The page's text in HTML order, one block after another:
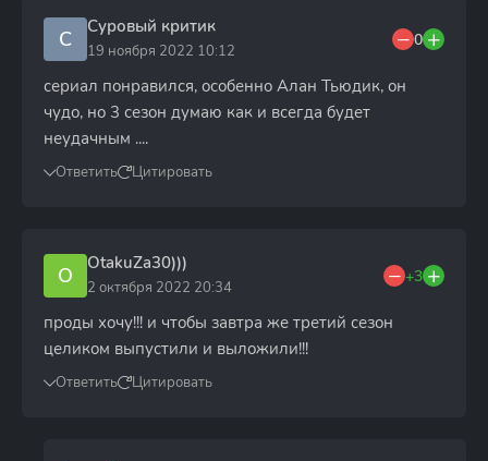
С Суровый критик
19 ноября 2022 10:12
0
сериал понравился, особенно Алан Тьюдик, он
чудо, но 3 сезон думаю как и всегда будет
неудачным ....
Ответить Цитировать
O OtakuZa30)))
2 октября 2022 20:34
+3
проды хочу!!! и чтобы завтра же третий сезон
целиком выпустили и выложили!!!
Ответить Цитировать